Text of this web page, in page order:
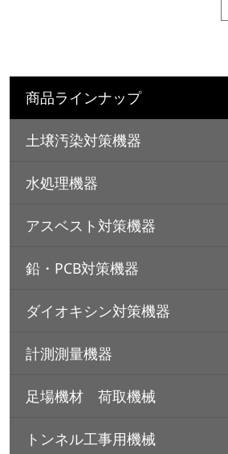
商品ラインナップ
土壌汚染対策機器
水処理機器
アスベスト対策機器
鉛・PCB対策機器
ダイオキシン対策機器
計測測量機器
足場機材 荷取機械
トンネル工事用機械